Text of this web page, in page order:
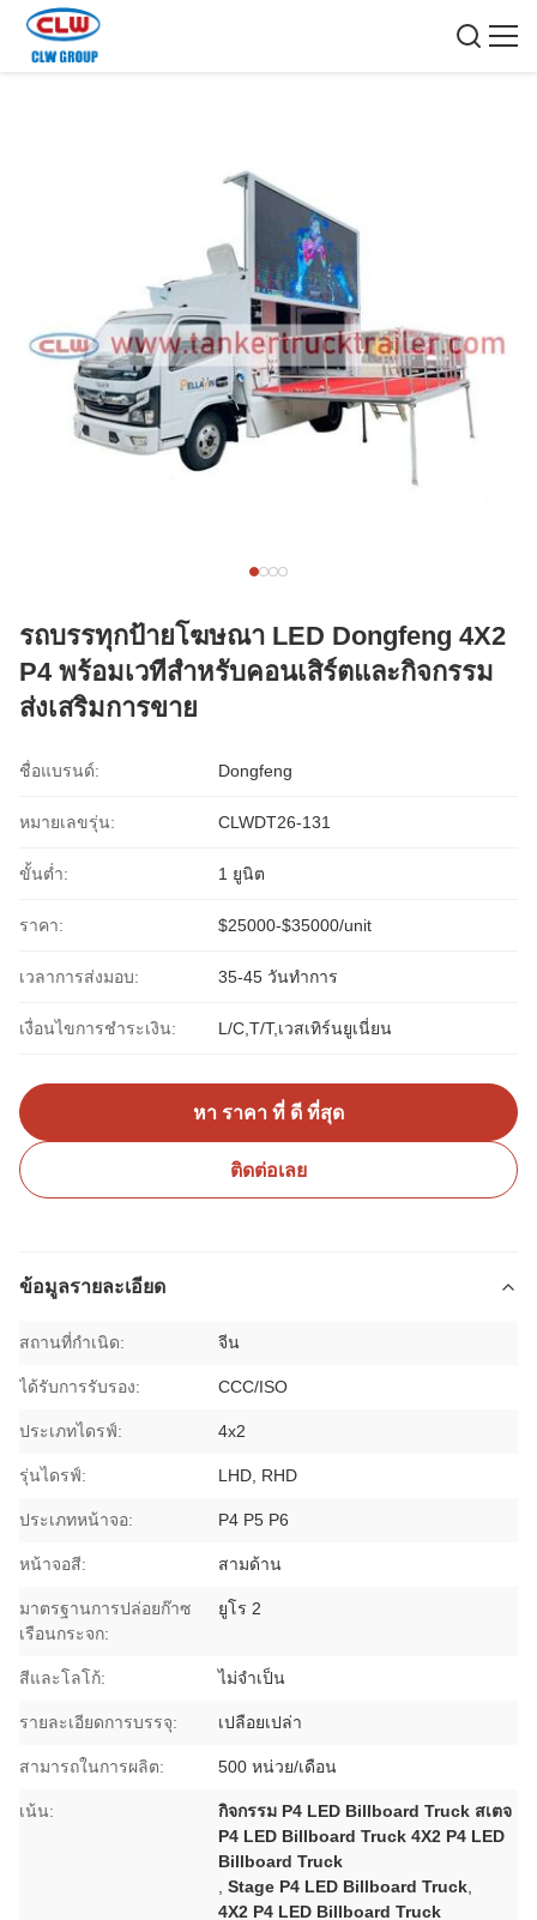
รถบรรทุกป้ายโฆษณา LED Dongfeng 4X2
P4 พร้อมเวทีสำหรับคอนเสิร์ตและกิจกรรม
ส่งเสริมการขาย
ชื่อแบรนด์: Dongfeng
หมายเลขรุ่น: CLWDT26-131
ขั้นต่ำ: 1 ยูนิต
ราคา: $25000-$35000/unit
เวลาการส่งมอบ: 35-45 วันทำการ
เงื่อนไขการชำระเงิน: L/C,T/T,เวสเทิร์นยูเนี่ยน
หา ราคา ที่ ดี ที่สุด
ติดต่อเลย
ข้อมูลรายละเอียด
สถานที่กำเนิด: จีน
ได้รับการรับรอง: CCC/ISO
ประเภทไดรฟ์: 4x2
รุ่นไดรฟ์: LHD, RHD
ประเภทหน้าจอ: P4 P5 P6
หน้าจอสี: สามด้าน
มาตรฐานการปล่อยก๊าซ
เรือนกระจก:
ยูโร 2
สีและโลโก้: ไม่จำเป็น
รายละเอียดการบรรจุ: เปลือยเปล่า
สามารถในการผลิต: 500 หน่วย/เดือน
เน้น:
กิจกรรม P4 LED Billboard Truck สเตจ
P4 LED Billboard Truck 4X2 P4 LED
Billboard Truck
,Stage P4 LED Billboard Truck
4X2 P4 LED Billboard Truck